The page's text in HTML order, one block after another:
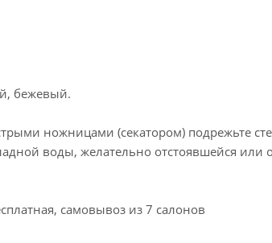
бежевый.
ножницами (секатором) подрежьте
воды, желательно отстоявшейся
самовывоз из 7 салонов